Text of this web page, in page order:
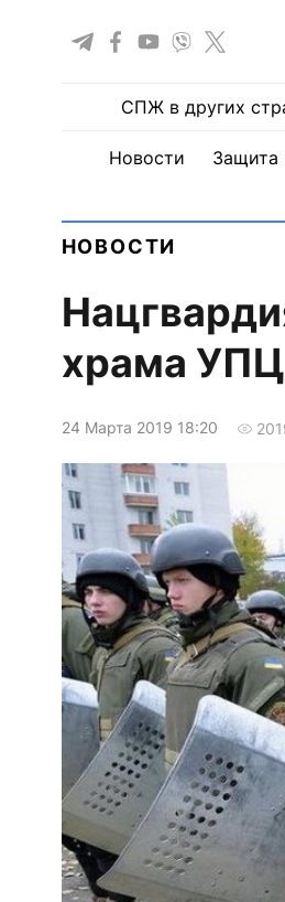
СПЖ в других
Новости Защита
НОВОСТИ
храма УПЦ
24 Марта 2019 18:20